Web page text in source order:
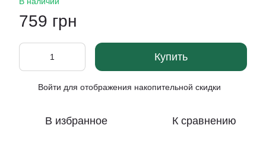
759 грн
Купить
Войти для отображения накопительной скидки
В избранное К сравнению